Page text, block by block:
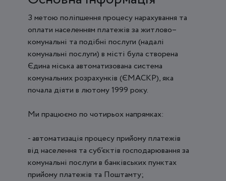
З метою поліпшення процесу нарахування та
оплати населенням платежів за житлово–
комунальні та подібні послуги (надалі
комунальні послуги) в місті була створена
Єдина міська автоматизована cистема
комунальних розрахунків (ЄМАСКР), яка
почала діяти в лютому 1999 року.
Ми працюємо по чотирьох напрямках:
- автоматизація процесу прийому платежів
від населення та суб’єктів господарювання за
комунальні послуги в банківських пунктах
прийому платежів та Поштамту;